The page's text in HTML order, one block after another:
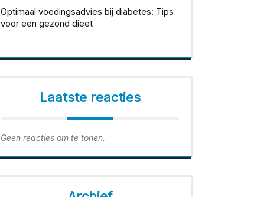
Optimaal voedingsadvies bij diabetes: Tips
voor een gezond dieet
Laatste reacties
Geen reacties om te tonen.